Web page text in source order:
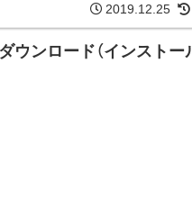
2019.12.25
ウンロード（インストー